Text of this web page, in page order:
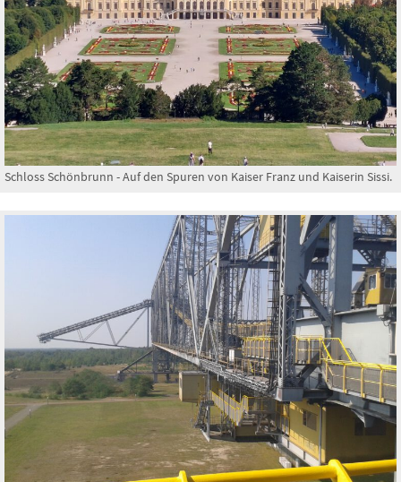
Schloss Schönbrunn - Auf den Spuren von Kaiser Franz und Kaiserin Sissi.